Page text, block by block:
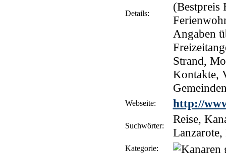
Details:
(Bestpreis
Angaben
Strand,
Kontakte,
Webseite: http://
Suchwörter:
Reise,
Lanzarote,
Kategorie: